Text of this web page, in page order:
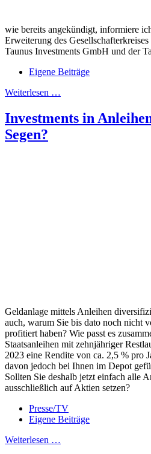
wie bereits angekündigt, informiere
Erweiterung des
Taunus Investments GmbH und der
Eigene Beiträge
Weiterlesen …
Investments in
Segen?
Geldanlage mittels Anleihen
auch, warum Sie bis dato noch nicht
profitiert haben? Wie passt es
Staatsanleihen mit zehnjähriger
2023 eine Rendite von ca. 2,5 % pro
davon jedoch bei Ihnen im Depot
Sollten Sie deshalb jetzt einfach alle
ausschließlich auf Aktien setzen?
Presse/TV
Eigene Beiträge
Weiterlesen …